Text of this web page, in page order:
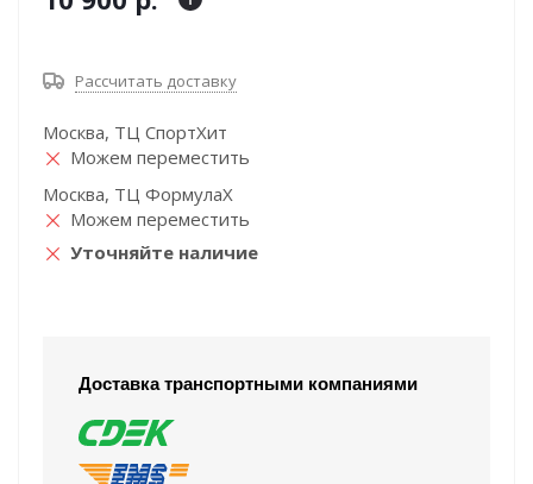
Рассчитать доставку
Москва, ТЦ СпортХит
Можем переместить
Москва, ТЦ ФормулаХ
Можем переместить
Уточняйте наличие
Доставка транспортными компаниями